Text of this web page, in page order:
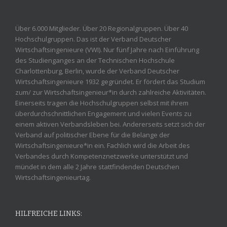
Über 6.000 Mitglieder. Über 20 Regionalgruppen. Über 40
Hochschulgruppen. Das ist der Verband Deutscher
Wirtschaftsingenieure (VWI). Nur fünf Jahre nach Einführung
des Studienganges an der Technischen Hochschule
Charlottenburg, Berlin, wurde der Verband Deutscher
Wirtschaftsingenieure 1932 gegründet. Er fördert das Studium
zum/ zur Wirtschaftsingenieur*in durch zahlreiche Aktivitäten.
Einerseits tragen die Hochschulgruppen selbst mit ihrem
überdurchschnittlichen Engagement und vielen Events zu
einem aktiven Verbandsleben bei. Andererseits setzt sich der
Verband auf politischer Ebene für die Belange der
Wirtschaftsingenieure*in ein. Fachlich wird die Arbeit des
Verbandes durch Kompetenznetzwerke unterstützt und
mündet in dem alle 2 Jahre stattfindenden Deutschen
Wirtschaftsingenieurtag.
HILFREICHE LINKS: